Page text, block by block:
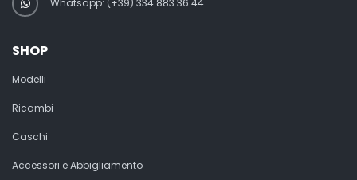
Whatsapp: (+39) 334 883 36 44
SHOP
Modelli
Ricambi
Caschi
Accessori e Abbigliamento